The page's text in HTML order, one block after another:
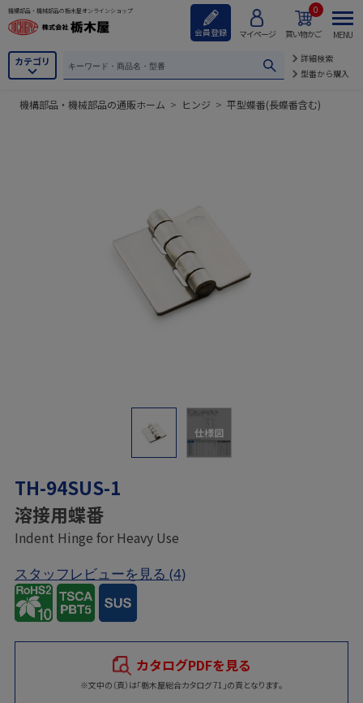
機構部品・機械部品の栃木屋オンラインショップ
会員登録 マイページ 買い物かご
0
カテゴリ
詳細検索
型番から購入
MENU
機構部品・機械部品の通販ホーム > ヒンジ > 平型蝶番(長蝶番含む)
仕様図
TH-94SUS-1
溶接用蝶番
Indent Hinge for Heavy Use
スタッフレビューを見る (4)
カタログPDFを見る
※文中の（頁）は「栃木屋総合カタログ 71」の頁となります。